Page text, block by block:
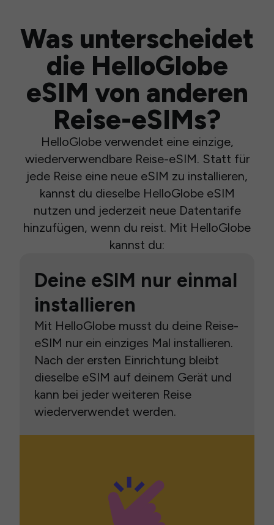
Was unterscheidet
die HelloGlobe
eSIM von anderen
Reise-eSIMs?
HelloGlobe verwendet eine einzige,
wiederverwendbare Reise-eSIM. Statt für
jede Reise eine neue eSIM zu installieren,
kannst du dieselbe HelloGlobe eSIM
nutzen und jederzeit neue Datentarife
hinzufügen, wenn du reist. Mit HelloGlobe
kannst du:
Deine eSIM nur einmal
installieren
Mit HelloGlobe musst du deine Reise-
eSIM nur ein einziges Mal installieren.
Nach der ersten Einrichtung bleibt
dieselbe eSIM auf deinem Gerät und
kann bei jeder weiteren Reise
wiederverwendet werden.